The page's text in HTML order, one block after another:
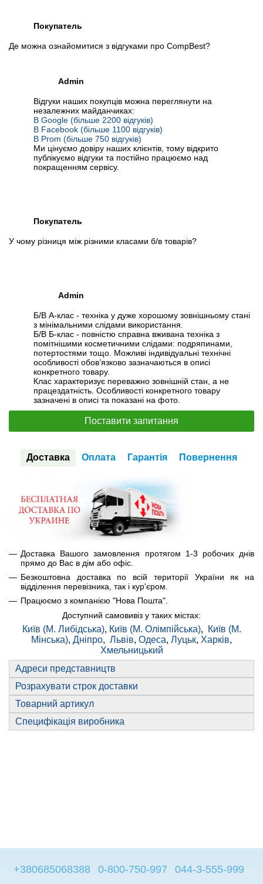
Покупатель
Де можна ознайомитися з відгуками про CompBest?
Admin
Відгуки наших покупців можна переглянути на
незалежних майданчиках:
В Google (більше 2200 відгуків)
В Facebook (більше 1100 відгуків)
В Prom (більше 750 відгуків)
Ми цінуємо довіру наших клієнтів, тому відкрито
публікуємо відгуки та постійно працюємо над
покращенням сервісу.
Покупатель
У чому різниця між різними класами б/в товарів?
Admin
Б/В А-клас - техніка у дуже хорошому зовнішньому стані
з мінімальними слідами використання.
Б/В Б-клас - повністю справна вживана техніка з
помітнішими косметичними слідами: подряпинами,
потертостями тощо. Можливі індивідуальні технічні
особливості обов’язково зазначаються в описі
конкретного товару.
Клас характеризує переважно зовнішній стан, а не
працездатність. Особливості конкретного товару
зазначені в описі та показані на фото.
Поставити запитання
Доставка Оплата Гарантія Повернення
Доставка Вашого замовлення протягом 1-3 робочих днів
прямо до Вас в дім або офіс.
Безкоштовна доставка по всій території України як на
відділення перевізника, так і кур'єром.
Працюємо з компанією "Нова Пошта".
Доступний самовивіз у таких містах:
Київ (М. Либідська), Київ (М. Олімпійська),
Київ (М.
Мінська), Дніпро, Львів, Одеса, Луцьк, Харків,
Хмельницький
Адреси представництв
Розрахувати строк доставки
Товарний артикул
Специфікація виробника
+380685068388 0-800-750-997 044-3-555-999